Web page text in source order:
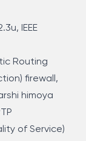
IEEE
Routing
firewall,
himoya
of Service)